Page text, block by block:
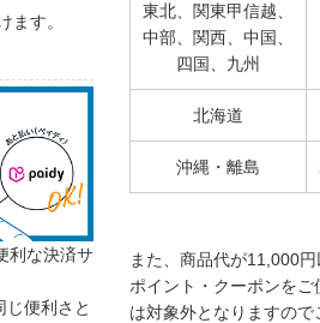
ます。
利な決済サ
便利さと
東北、関東甲信越、
中部、関西、中国、
四国、九州
北海道
沖縄・離島
また、商品代が11,000
ポイント・クーポンを
は対象外となりますので